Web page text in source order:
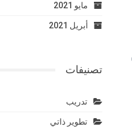
مايو 2021
أبريل 2021
تصنيفات
تدريب
تطوير ذاتي